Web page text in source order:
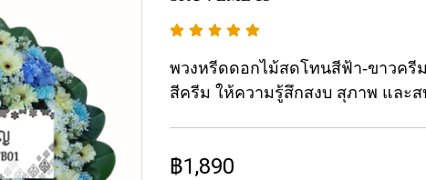
พวงหรีดดอกไม้สดโทนสีฟ้า-ขาวครี
สีครีม ให้ความรู้สึกสงบ สุภาพ และ
฿1,890